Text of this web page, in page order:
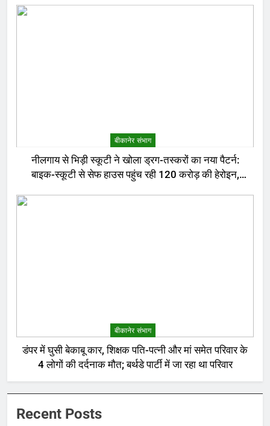
बीकानेर संभाग
नीलगाय से भिड़ी स्कूटी ने खोला ड्रग-तस्करों का नया पैटर्न:
बाइक-स्कूटी से सेफ हाउस पहुंच रही 120 करोड़ की हेरोइन,
बीकानेर संभाग
डंपर में घुसी बेकाबू कार, शिक्षक पति-पत्नी और मां समेत परिवार के
4 लोगों की दर्दनाक मौत; बर्थडे पार्टी में जा रहा था परिवार
Recent Posts